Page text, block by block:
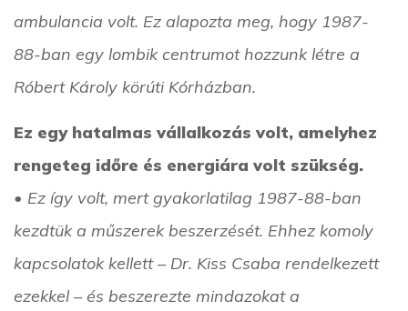
ambulancia volt. Ez alapozta meg, hogy 1987-
88-ban egy lombik centrumot hozzunk létre a
Róbert Károly körúti Kórházban.
Ez egy hatalmas vállalkozás volt, amelyhez
rengeteg időre és energiára volt szükség.
• Ez így volt, mert gyakorlatilag 1987-88-ban
kezdtük a műszerek beszerzését. Ehhez komoly
kapcsolatok kellett – Dr. Kiss Csaba rendelkezett
ezekkel – és beszerezte mindazokat a